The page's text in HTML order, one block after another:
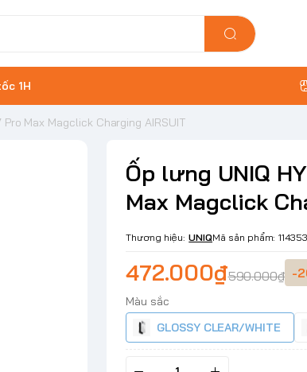
1H
Pro Max Magclick Charging AIRSUIT
Ốp lưng UNIQ
Max Magclick
Thương hiệu: UNIQMã sản phẩm: 114353
472.000₫590.000₫ -
Màu sắc
GLOSSY CLEAR/WHITE